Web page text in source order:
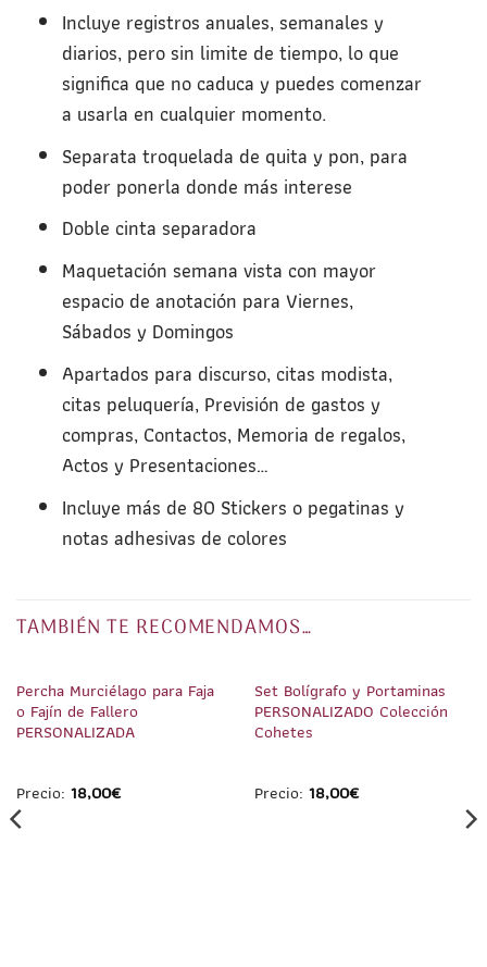
Incluye registros anuales, semanales y
diarios, pero sin limite de tiempo, lo que
significa que no caduca y puedes comenzar
a usarla en cualquier momento.
Separata troquelada de quita y pon, para
poder ponerla donde más interese
Doble cinta separadora
Maquetación semana vista con mayor
espacio de anotación para Viernes,
Sábados y Domingos
Apartados para discurso, citas modista,
citas peluquería, Previsión de gastos y
compras, Contactos, Memoria de regalos,
Actos y Presentaciones…
Incluye más de 80 Stickers o pegatinas y
notas adhesivas de colores
TAMBIÉN TE RECOMENDAMOS…
Percha Murciélago para Faja
o Fajín de Fallero
PERSONALIZADA
Precio: 18,00€
Set Bolígrafo y Portaminas
PERSONALIZADO Colección
Cohetes
Precio: 18,00€